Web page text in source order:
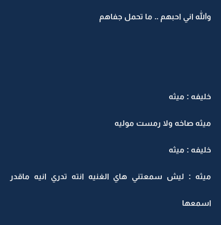
والله اني احبهم .. ما تحمل جفاهم
خليفه : ميثه
ميثه صاخه ولا رمست موليه
خليفه : ميثه
ميثه : ليش سمعتني هاي الغنيه انته تدري انيه ماقدر
اسمعها